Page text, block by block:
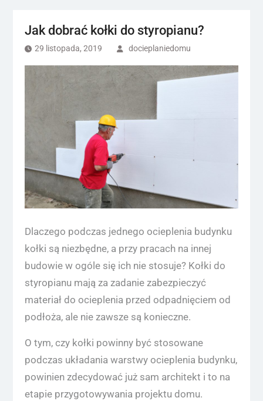
Jak dobrać kołki do styropianu?
29 listopada, 2019 docieplaniedomu
Dlaczego podczas jednego ocieplenia budynku
kołki są niezbędne, a przy pracach na innej
budowie w ogóle się ich nie stosuje? Kołki do
styropianu mają za zadanie zabezpieczyć
materiał do ocieplenia przed odpadnięciem od
podłoża, ale nie zawsze są konieczne.
O tym, czy kołki powinny być stosowane
podczas układania warstwy ocieplenia budynku,
powinien zdecydować już sam architekt i to na
etapie przygotowywania projektu domu.